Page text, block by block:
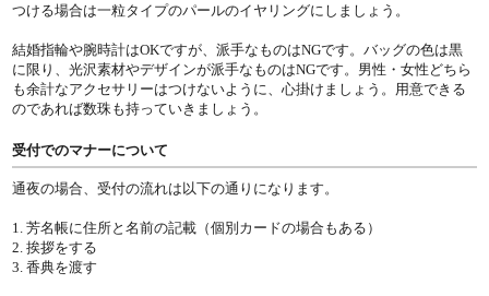
つける場合は一粒タイプのパールのイヤリングにしましょう。
結婚指輪や腕時計はOKですが、派手なものはNGです。バッグの色は黒
に限り、光沢素材やデザインが派手なものはNGです。男性・女性どちら
も余計なアクセサリーはつけないように、心掛けましょう。用意できる
のであれば数珠も持っていきましょう。
受付でのマナーについて
通夜の場合、受付の流れは以下の通りになります。
1. 芳名帳に住所と名前の記載（個別カードの場合もある）
2. 挨拶をする
3. 香典を渡す